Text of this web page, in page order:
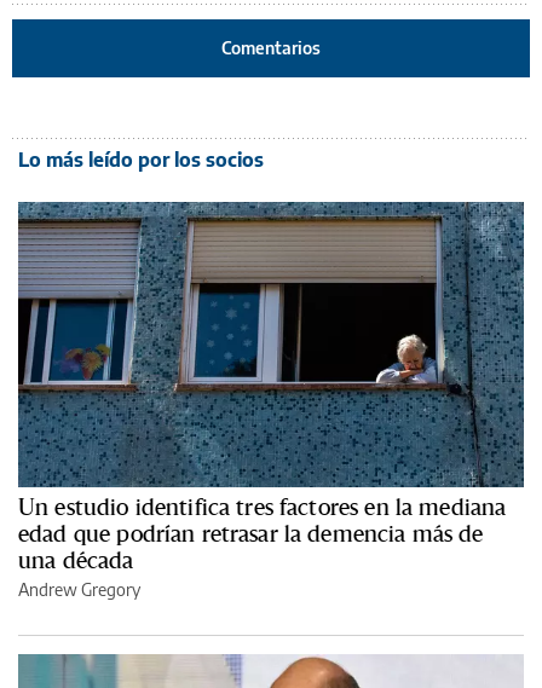
Comentarios
Lo más leído por los socios
Un estudio identifica tres factores en la mediana
edad que podrían retrasar la demencia más de
una década
Andrew Gregory